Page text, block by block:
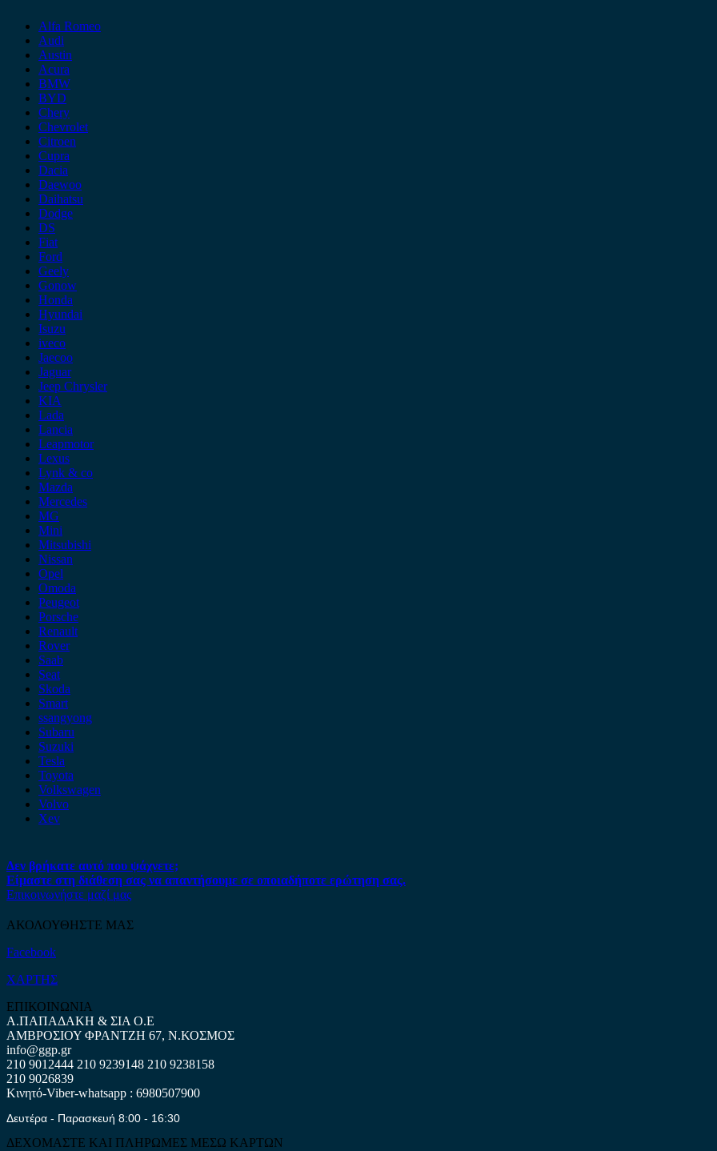
Alfa Romeo
Audi
Austin
Acura
BMW
BYD
Chery
Chevrolet
Citroen
Cupra
Dacia
Daewoo
Daihatsu
Dodge
DS
Fiat
Ford
Geely
Gonow
Honda
Hyundai
Isuzu
iveco
Jaecoo
Jaguar
Jeep Chrysler
KIA
Lada
Lancia
Leapmotor
Lexus
Lynk & co
Mazda
Mercedes
MG
Mini
Mitsubishi
Nissan
Opel
Omoda
Peugeot
Porsche
Renault
Rover
Saab
Seat
Skoda
Smart
ssangyong
Subaru
Suzuki
Tesla
Toyota
Volkswagen
Volvo
Xev
Δεν βρήκατε αυτό που ψάχνετε;
Είμαστε στη διάθεση σας να απαντήσουμε σε οποιαδήποτε ερώτηση σας.
Επικοινωνήστε μαζί μας
ΑΚΟΛΟΥΘΗΣΤΕ ΜΑΣ
Facebook
ΧΑΡΤΗΣ
ΕΠΙΚΟΙΝΩΝΙΑ
Α.ΠΑΠΑΔΑΚΗ & ΣΙΑ Ο.Ε
ΑΜΒΡΟΣΙΟΥ ΦΡΑΝΤΖΗ 67, Ν.ΚΟΣΜΟΣ
info@ggp.gr
210 9012444 210 9239148 210 9238158
210 9026839
Κινητό-Viber-whatsapp : 6980507900
Δευτέρα - Παρασκευή 8:00 - 16:30
ΔΕΧΟΜΑΣΤΕ ΚΑΙ ΠΛΗΡΩΜΕΣ ΜΕΣΩ ΚΑΡΤΩΝ